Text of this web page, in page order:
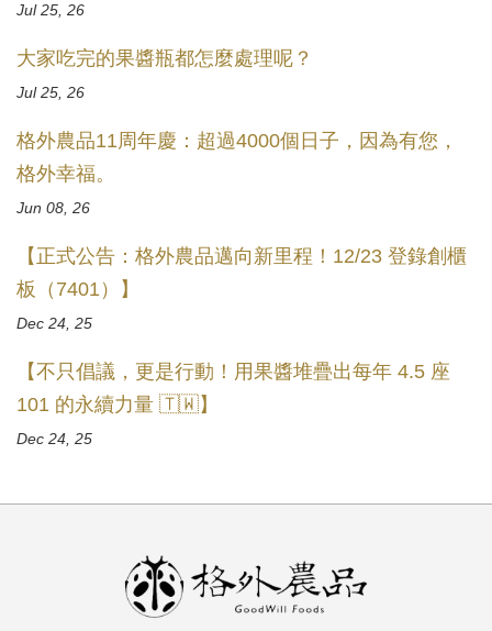
Jul 25, 26
大家吃完的果醬瓶都怎麼處理呢？
Jul 25, 26
格外農品11周年慶：超過4000個日子，因為有您，
格外幸福。
Jun 08, 26
【正式公告：格外農品邁向新里程！12/23 登錄創櫃
板（7401）】
Dec 24, 25
【不只倡議，更是行動！用果醬堆疊出每年 4.5 座
101 的永續力量 🇹🇼】
Dec 24, 25